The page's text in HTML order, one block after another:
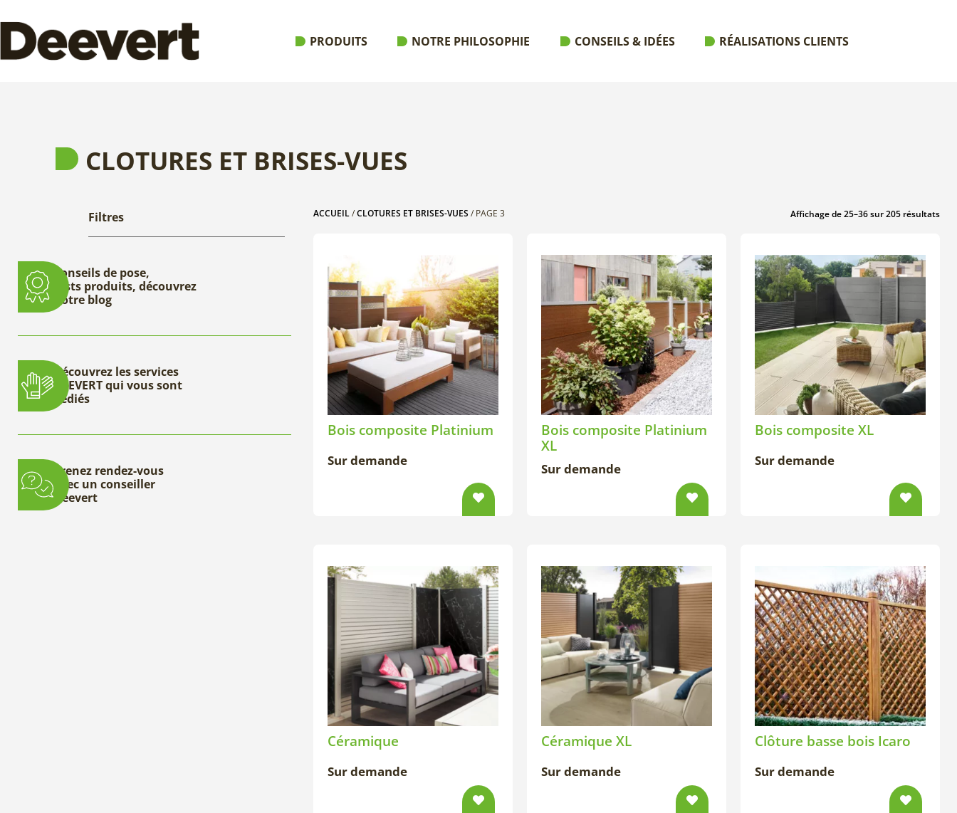
PRODUITS NOTRE PHILOSOPHIE CONSEILS & IDÉES RÉALISATIONS CLIENTS
CLOTURES ET BRISES-VUES
Filtres
Conseils de pose,
tests produits, découvrez
notre blog
Découvrez les services
DEEVERT qui vous sont
dédiés
Prenez rendez-vous
avec un conseiller
Deevert
ACCUEIL/CLOTURES ET BRISES-VUES / PAGE 3 Affichage de 25–36 sur 205 résultats
Bois composite Platinium
Sur demande
Bois composite Platinium
XL
Sur demande
Bois composite XL
Sur demande
Céramique
Sur demande
Céramique XL
Sur demande
Clôture basse bois Icaro
Sur demande